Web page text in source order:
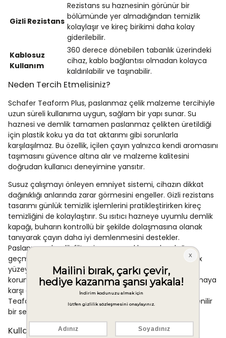
Gizli Rezistans
Rezistans su haznesinin görünür bir
bölümünde yer almadığından temizlik
kolaylaşır ve kireç birikimi daha kolay
giderilebilir.
Kablosuz
Kullanım
360 derece dönebilen tabanlık üzerindeki
cihaz, kablo bağlantısı olmadan kolayca
kaldırılabilir ve taşınabilir.
Neden Tercih Etmelisiniz?
Schafer Teaform Plus, paslanmaz çelik malzeme tercihiyle
uzun süreli kullanıma uygun, sağlam bir yapı sunar. Su
haznesi ve demlik tamamen paslanmaz çelikten üretildiği
için plastik koku ya da tat aktarımı gibi sorunlarla
karşılaşılmaz. Bu özellik, içilen çayın yalnızca kendi aromasını
taşımasını güvence altına alır ve malzeme kalitesini
doğrudan kullanıcı deneyimine yansıtır.
Susuz çalışmayı önleyen emniyet sistemi, cihazın dikkat
dağınıklığı anlarında zarar görmesini engeller. Gizli rezistans
tasarımı günlük temizlik işlemlerini pratikleştirirken kireç
temizliğini de kolaylaştırır. Su ısıtıcı hazneye uyumlu demlik
kapağı, buharın kontrollü bir şekilde dolaşmasına olanak
tanıyarak çayın daha iyi demlenmesini destekler.
Paslanmaz demlik filtresi, çay yapraklarının bardağa
geçmesini önleyerek sade bir içim deneyimi sunar. Inox
yüzey kaplama, cihazın hem görsel bütünlüğünü
korumasına hem de günlük kullanımın getirdiği yıpranmaya
karşı dirençli kalmasına katkı sağlar. Tüm bu özellikler,
Teaform Plus'ı günlük çay tüketimi için işlevsel ve güvenilir
bir seçenek olarak öne çıkarır.
Kullanım Alanları